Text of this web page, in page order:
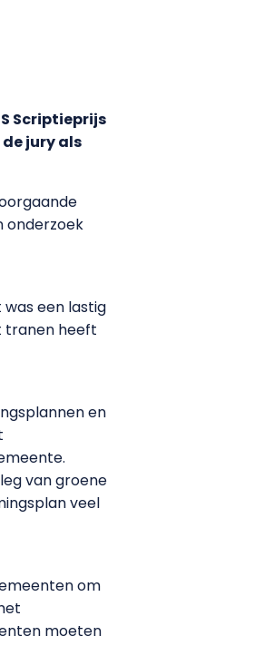
Scriptieprijs
jury als
onderzoek
was een lastig
tranen heeft
en
van groene
veel
om
moeten